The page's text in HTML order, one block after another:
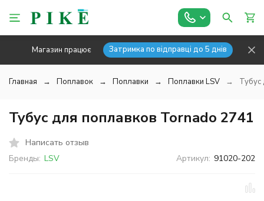
Магазин працює Затримка по відправці до 5 днів
Главная Поплавок Поплавки Поплавки LSV Тубус
Тубус для поплавков Tornado 2741
Написать отзыв
Бренды: LSV Артикул: 91020-202